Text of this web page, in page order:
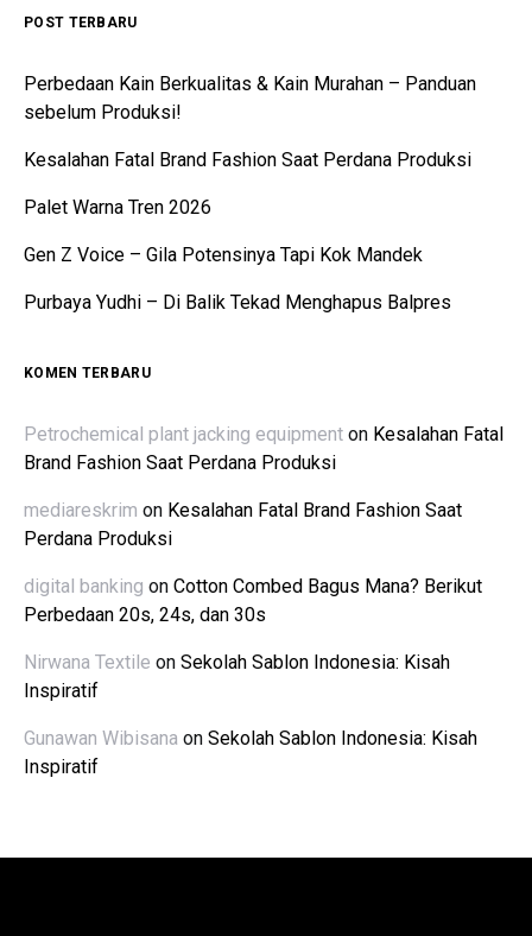
POST TERBARU
Perbedaan Kain Berkualitas & Kain Murahan – Panduan
sebelum Produksi!
Kesalahan Fatal Brand Fashion Saat Perdana Produksi
Palet Warna Tren 2026
Gen Z Voice – Gila Potensinya Tapi Kok Mandek
Purbaya Yudhi – Di Balik Tekad Menghapus Balpres
KOMEN TERBARU
Petrochemical plant jacking equipment on Kesalahan Fatal
Brand Fashion Saat Perdana Produksi
mediareskrim on Kesalahan Fatal Brand Fashion Saat
Perdana Produksi
digital banking on Cotton Combed Bagus Mana? Berikut
Perbedaan 20s, 24s, dan 30s
Nirwana Textile on Sekolah Sablon Indonesia: Kisah
Inspiratif
Gunawan Wibisana on Sekolah Sablon Indonesia: Kisah
Inspiratif